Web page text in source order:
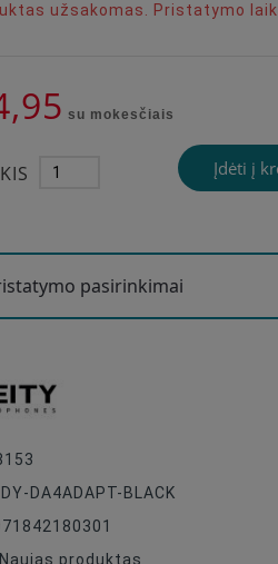
užsakomas. Pristatymo
su mokesčiais
Įdėti į
pasirinkimai
DY-DA4ADAPT-BLACK
Naujas produktas